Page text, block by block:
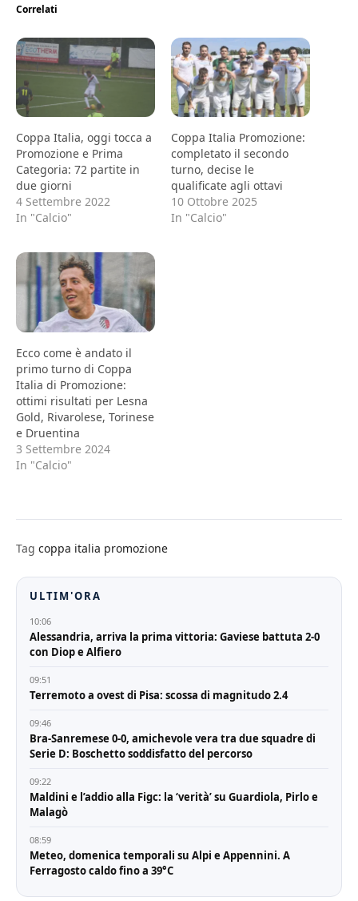
Correlati
Coppa Italia, oggi tocca a
Promozione e Prima
Categoria: 72 partite in
due giorni
4 Settembre 2022
In "Calcio"
Coppa Italia Promozione:
completato il secondo
turno, decise le
qualificate agli ottavi
10 Ottobre 2025
In "Calcio"
Ecco come è andato il
primo turno di Coppa
Italia di Promozione:
ottimi risultati per Lesna
Gold, Rivarolese, Torinese
e Druentina
3 Settembre 2024
In "Calcio"
Tag coppa italia promozione
ULTIM'ORA
10:06
Alessandria, arriva la prima vittoria: Gaviese battuta 2-0
con Diop e Alfiero
09:51
Terremoto a ovest di Pisa: scossa di magnitudo 2.4
09:46
Bra-Sanremese 0-0, amichevole vera tra due squadre di
Serie D: Boschetto soddisfatto del percorso
09:22
Maldini e l’addio alla Figc: la ‘verità’ su Guardiola, Pirlo e
Malagò
08:59
Meteo, domenica temporali su Alpi e Appennini. A
Ferragosto caldo fino a 39°C